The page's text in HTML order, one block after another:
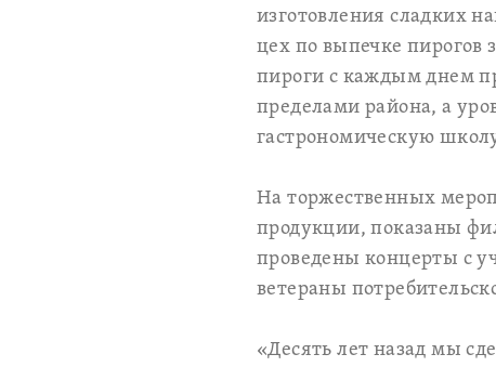
изготовления сладких
цех по выпечке пирогов
пироги с каждым днем
пределами района, а
гастрономическую
На торжественных
продукции, показаны
проведены концерты с
ветераны
«Десять лет назад мы